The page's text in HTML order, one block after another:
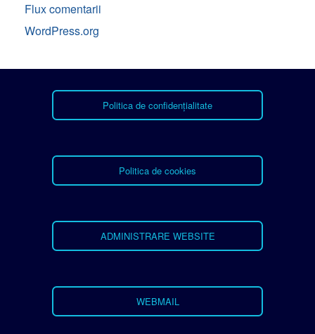
Flux comentarii
WordPress.org
Politica de confidențialitate
Politica de cookies
ADMINISTRARE WEBSITE
WEBMAIL